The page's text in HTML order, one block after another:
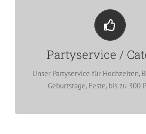
Partyservice /
Unser Partyservice für Hochzeiten,
Geburtstage, Feste, bis zu 300
Partyservice /
Sie kombinieren aus einer große
Vorspeisen, Hauptspeisen,
Fingerfood sowie kalten
WEITER